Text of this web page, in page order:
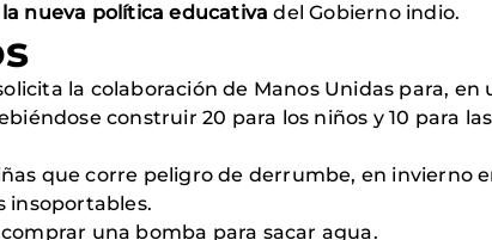
nueva política educativa del Gobierno indio.
la colaboración de Manos Unidas para, en
construir 20 para los niños y 10 para
que corre peligro de derrumbe, en invierno
insoportables.
una bomba para sacar agua.